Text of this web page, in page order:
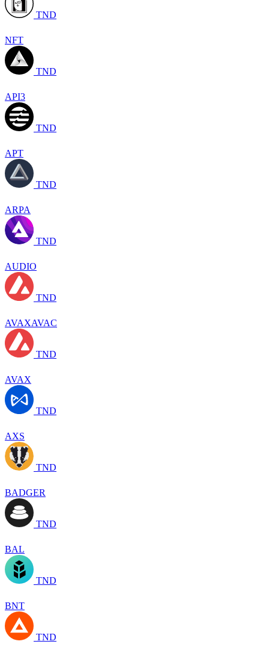
TND
NFT
TND
API3
TND
APT
TND
ARPA
TND
AUDIO
TND
AVAXAVAC
TND
AVAX
TND
AXS
TND
BADGER
TND
BAL
TND
BNT
TND